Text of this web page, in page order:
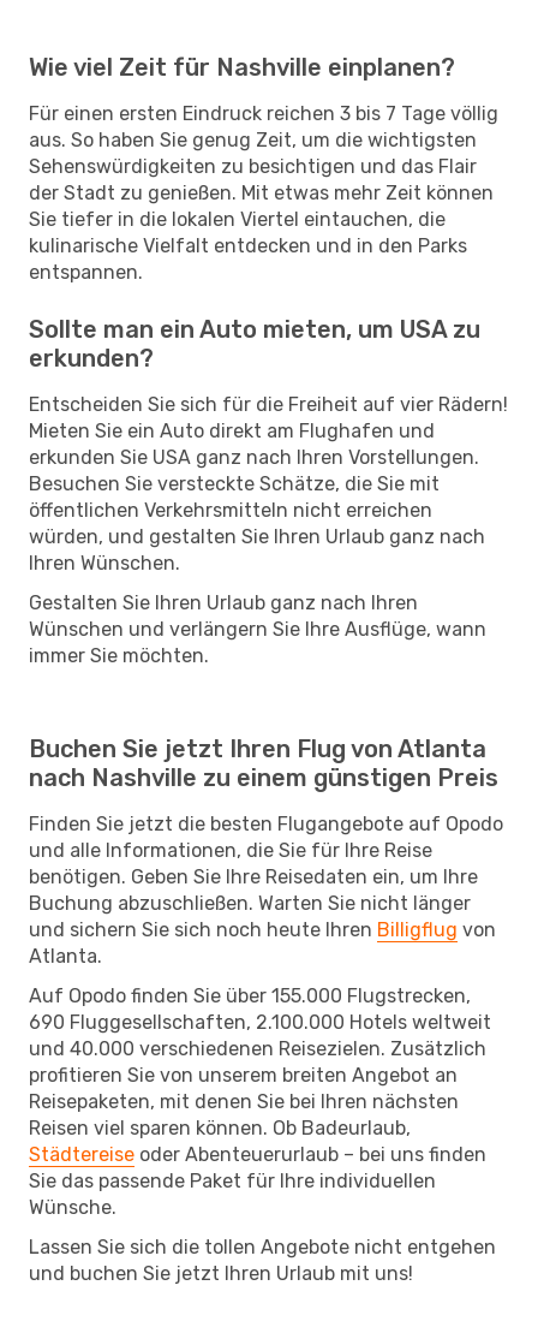
Wie viel Zeit für Nashville einplanen?
Für einen ersten Eindruck reichen 3 bis 7 Tage völlig
aus. So haben Sie genug Zeit, um die wichtigsten
Sehenswürdigkeiten zu besichtigen und das Flair
der Stadt zu genießen. Mit etwas mehr Zeit können
Sie tiefer in die lokalen Viertel eintauchen, die
kulinarische Vielfalt entdecken und in den Parks
entspannen.
Sollte man ein Auto mieten, um USA zu
erkunden?
Entscheiden Sie sich für die Freiheit auf vier Rädern!
Mieten Sie ein Auto direkt am Flughafen und
erkunden Sie USA ganz nach Ihren Vorstellungen.
Besuchen Sie versteckte Schätze, die Sie mit
öffentlichen Verkehrsmitteln nicht erreichen
würden, und gestalten Sie Ihren Urlaub ganz nach
Ihren Wünschen.
Gestalten Sie Ihren Urlaub ganz nach Ihren
Wünschen und verlängern Sie Ihre Ausflüge, wann
immer Sie möchten.
Buchen Sie jetzt Ihren Flug von Atlanta
nach Nashville zu einem günstigen Preis
Finden Sie jetzt die besten Flugangebote auf Opodo
und alle Informationen, die Sie für Ihre Reise
benötigen. Geben Sie Ihre Reisedaten ein, um Ihre
Buchung abzuschließen. Warten Sie nicht länger
und sichern Sie sich noch heute Ihren Billigflug von
Atlanta.
Auf Opodo finden Sie über 155.000 Flugstrecken,
690 Fluggesellschaften, 2.100.000 Hotels weltweit
und 40.000 verschiedenen Reisezielen. Zusätzlich
profitieren Sie von unserem breiten Angebot an
Reisepaketen, mit denen Sie bei Ihren nächsten
Reisen viel sparen können. Ob Badeurlaub,
Städtereise oder Abenteuerurlaub – bei uns finden
Sie das passende Paket für Ihre individuellen
Wünsche.
Lassen Sie sich die tollen Angebote nicht entgehen
und buchen Sie jetzt Ihren Urlaub mit uns!